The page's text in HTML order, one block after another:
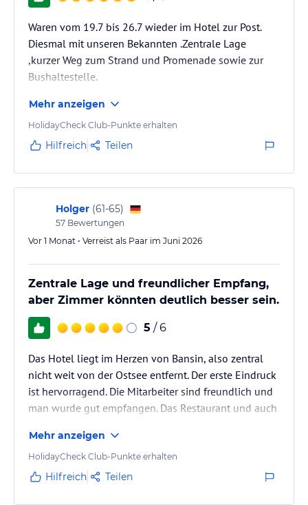
Waren vom 19.7 bis 26.7 wieder im Hotel zur Post.
Diesmal mit unseren Bekannten .Zentrale Lage
,kurzer Weg zum Strand und Promenade sowie zur
Bushaltestelle.
Außenpool. Wir haben uns sehr wohlgefühlt
,kommen gerne wieder.
Mehr anzeigen
HolidayCheck Club-Punkte erhalten
Hilfreich Teilen
Holger (61-65)
57 Bewertungen
Vor 1 Monat • Verreist als Paar im Juni 2026
Zentrale Lage und freundlicher Empfang,
aber Zimmer könnten deutlich besser sein.
5 / 6
Das Hotel liegt im Herzen von Bansin, also zentral
nicht weit von der Ostsee entfernt. Der erste Eindruck
ist hervorragend. Die Mitarbeiter sind freundlich und
man wurde gut empfangen. Das Restaurant und auch
Mehr anzeigen
HolidayCheck Club-Punkte erhalten
Hilfreich Teilen